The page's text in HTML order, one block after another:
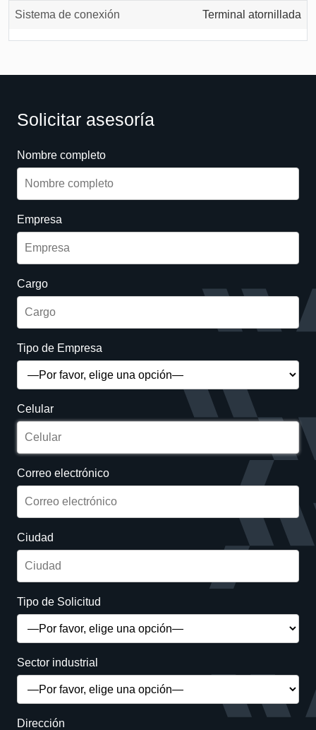
Sistema de conexión Terminal atornillada
Solicitar asesoría
Nombre completo
Empresa
Cargo
Tipo de Empresa
Celular
Correo electrónico
Ciudad
Tipo de Solicitud
Sector industrial
Dirección